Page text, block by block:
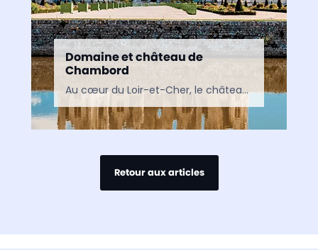
Domaine et château de
Chambord
Au cœur du Loir-et-Cher, le château de Chambord est le plus vaste des châteaux du Val de Loire. Chef-d’œuvre de la Renaissance voulu par François Ier, il fascine autant par…
Retour aux articles